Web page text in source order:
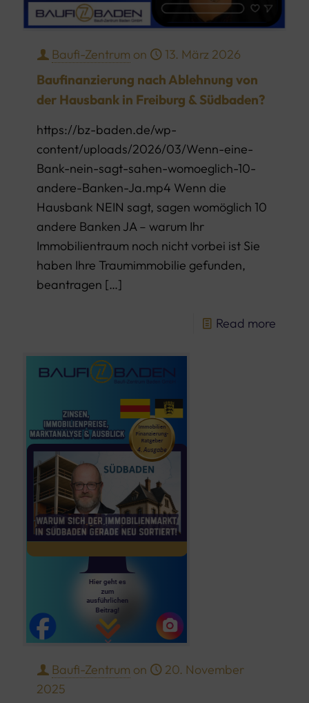
Baufi-Zentrum on 13. März 2026
Baufinanzierung nach Ablehnung von
der Hausbank in Freiburg & Südbaden?
https://bz-baden.de/wp-
content/uploads/2026/03/Wenn-eine-
Bank-nein-sagt-sahen-womoeglich-10-
andere-Banken-Ja.mp4 Wenn die
Hausbank NEIN sagt, sagen womöglich 10
andere Banken JA – warum Ihr
Immobilientraum noch nicht vorbei ist Sie
haben Ihre Traumimmobilie gefunden,
beantragen […]
Read more
Baufi-Zentrum on
20. November
2025